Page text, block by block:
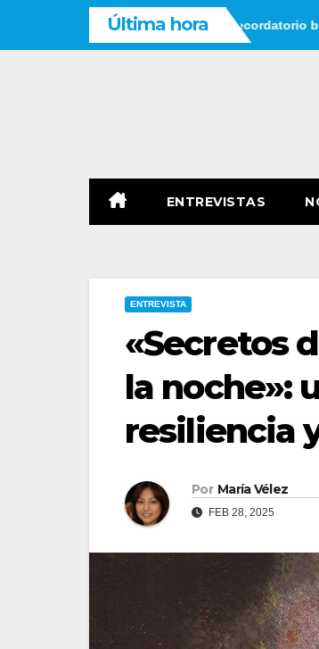
Última hora
que tienes tiempo: un recordatorio brutal de que
ENTREVISTAS
ENTREVISTA
«Secretos
la noche»:
resiliencia
Por María Vélez
FEB 28, 2025